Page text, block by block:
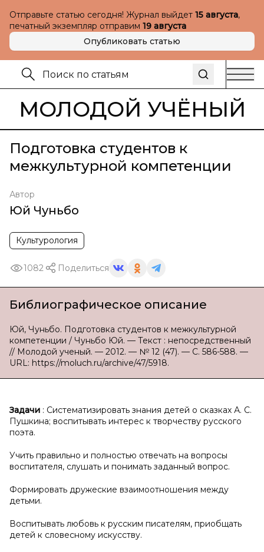
Отправьте статью сегодня! Журнал выйдет 15 августа,
печатный экземпляр отправим 19 августа
Опубликовать статью
МОЛОДОЙ УЧЁНЫЙ
Подготовка студентов к
межкультурной компетенции
Автор
Юй Чуньбо
Культурология
1082 Поделиться
Библиографическое описание
Юй, Чуньбо. Подготовка студентов к межкультурной
компетенции / Чуньбо Юй. — Текст : непосредственный
// Молодой ученый. — 2012. — № 12 (47). — С. 586-588. —
URL: https://moluch.ru/archive/47/5918.
Задачи : Систематизировать знания детей о сказках А. С.
Пушкина; воспитывать интерес к творчеству русского
поэта.
Учить правильно и полностью отвечать на вопросы
воспитателя, слушать и понимать заданный вопрос.
Формировать дружеские взаимоотношения между
детьми.
Воспитывать любовь к русским писателям, приобщать
детей к словесному искусству.